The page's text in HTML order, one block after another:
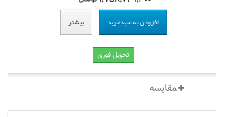
افزودن به سبدخرید بیشتر
تحویل فوری